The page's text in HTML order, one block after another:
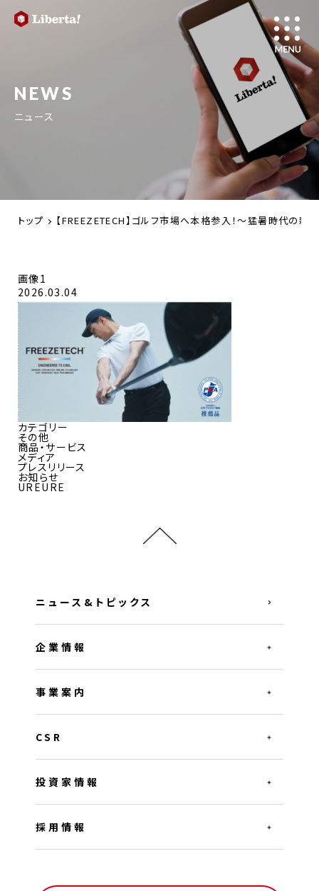
NEWS
ニュース
トップ 【FREEZETECH】ゴルフ市場へ本格参入！〜猛暑時代の
画像1
2026.03.04
カテゴリー
その他
商品・サービス
メディア
プレスリリース
お知らせ
UREURE
ニュース&トピックス
企業情報
事業案内
CSR
投資家情報
採用情報